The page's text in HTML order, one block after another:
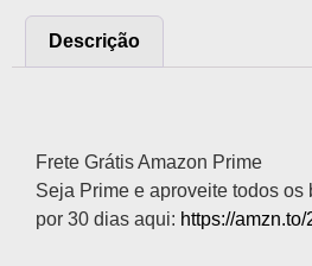
Descrição
Frete Grátis Amazon Prime
Seja Prime e aproveite todos os
por 30 dias aqui: https://